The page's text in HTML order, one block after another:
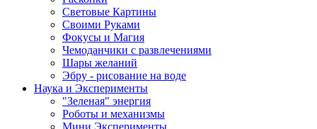
Световые Картины
Своими Руками
Фокусы и Магия
Чемоданчики с развлечениями
Шары желаний
Эбру - рисование на воде
Наука и Эксперименты
"Зеленая" энергия
Роботы и механизмы
Мини Эксперименты